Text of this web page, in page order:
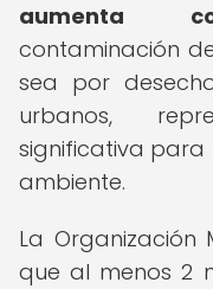
aumenta
contaminación
sea por
urbanos,
significativa para
ambiente.
La Organización
que al menos 2